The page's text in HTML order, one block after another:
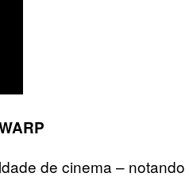
de cinema –